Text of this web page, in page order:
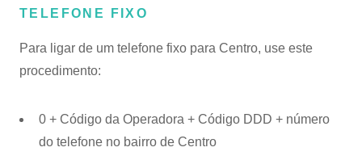
TELEFONE FIXO
Para ligar de um telefone fixo para Centro, use este
procedimento:
0 + Código da Operadora + Código DDD + número
do telefone no bairro de Centro